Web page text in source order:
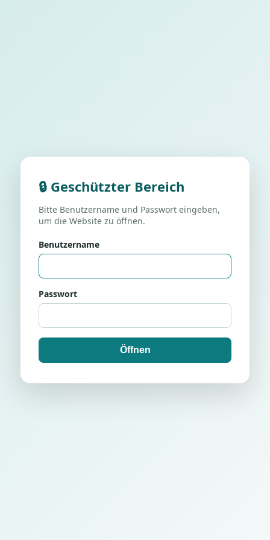
🔒 Geschützter Bereich
Bitte Benutzername und Passwort eingeben,
um die Website zu öffnen.
Benutzername
Passwort
Öffnen